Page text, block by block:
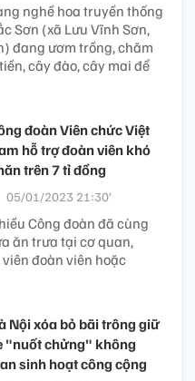
nghề hoa truyền thống
Sơn (xã Lưu Vĩnh Sơn,
đang ươm trồng, chăm
cây đào, cây mai để
đoàn Viên chức Việt
hỗ trợ đoàn viên khó
trên 7 tỉ đồng
05/01/2023 21:30’
Công đoàn đã cùng
ăn trưa tại cơ quan,
đoàn viên hoặc
Nội xóa bỏ bãi trông giữ
"nuốt chửng" không
sinh hoạt công cộng